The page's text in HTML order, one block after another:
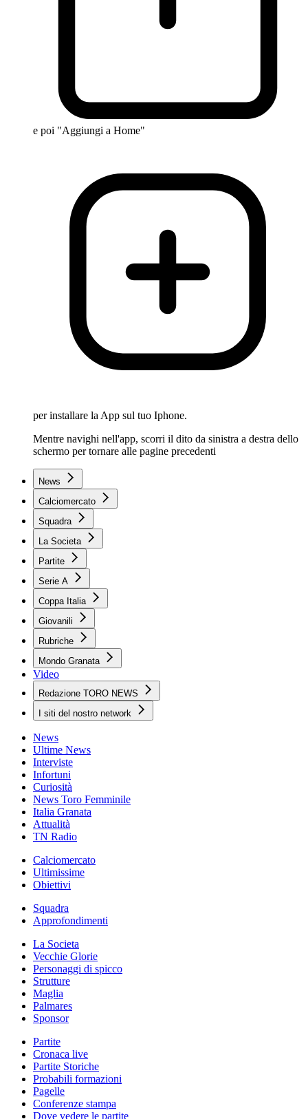
e poi "Aggiungi a Home"
per installare la App sul tuo Iphone.
Mentre navighi nell'app, scorri il dito da sinistra a destra dello
schermo per tornare alle pagine precedenti
News
Calciomercato
Squadra
La Societa
Partite
Serie A
Coppa Italia
Giovanili
Rubriche
Mondo Granata
Video
Redazione TORO NEWS
I siti del nostro network
News
Ultime News
Interviste
Infortuni
Curiosità
News Toro Femminile
Italia Granata
Attualità
TN Radio
Calciomercato
Ultimissime
Obiettivi
Squadra
Approfondimenti
La Societa
Vecchie Glorie
Personaggi di spicco
Strutture
Maglia
Palmares
Sponsor
Partite
Cronaca live
Partite Storiche
Probabili formazioni
Pagelle
Conferenze stampa
Dove vedere le partite